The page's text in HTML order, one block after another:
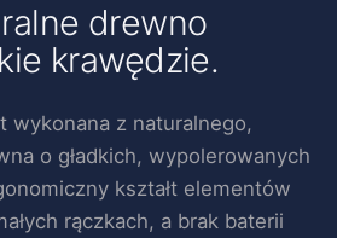
drewno
krawędzie.
wykonana z naturalnego,
o gładkich, wypolerowanych
kształt elementów
rączkach, a brak baterii